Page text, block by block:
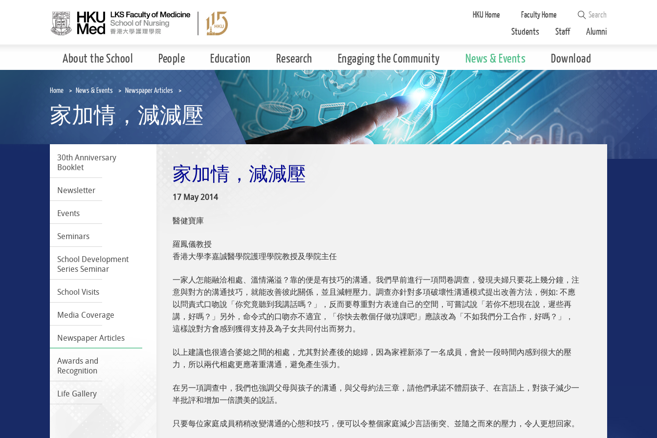
HKU Home Faculty Home
Students Staff Alumni
About the School People Education Research Engaging the Community News & Events Download
Home News & Events Newspaper Articles
家加情，減減壓
30th Anniversary
Booklet
Newsletter
Events
Seminars
School Development
Series Seminar
School Visits
Media Coverage
Newspaper Articles
Awards and
Recognition
Life Gallery
家加情，減減壓
17 May 2014
醫健寶庫
羅鳳儀教授
香港大學李嘉誠醫學院護理學院教授及學院主任
一家人怎能融洽相處、溫情滿溢？靠的便是有技巧的溝通。我們早前進行一項問卷調查，發現夫婦只要花上幾分鐘，注
意與對方的溝通技巧，就能改善彼此關係，並且減輕壓力。調查亦針對多項破壞性溝通模式提出改善方法，例如: 不應
以問責式口吻說「你究竟聽到我講話嗎？」，反而要尊重對方表達自己的空間，可嘗試說「若你不想現在說，遲些再
講，好嗎？」另外，命令式的口吻亦不適宜，「你快去教個仔做功課吧!」應該改為「不如我們分工合作，好嗎？」，
這樣說對方會感到獲得支持及為子女共同付出而努力。
以上建議也很適合婆媳之間的相處，尤其對於產後的媳婦，因為家裡新添了一名成員，會於一段時間內感到很大的壓
力，所以兩代相處更應著重溝通，避免產生張力。
在另一項調查中，我們也強調父母與孩子的溝通，與父母約法三章，請他們承諾不體罰孩子、在言語上，對孩子減少一
半批評和增加一倍讚美的說話。
只要每位家庭成員稍稍改變溝通的心態和技巧，便可以令整個家庭減少言語衝突、並隨之而來的壓力，令人更想回家。